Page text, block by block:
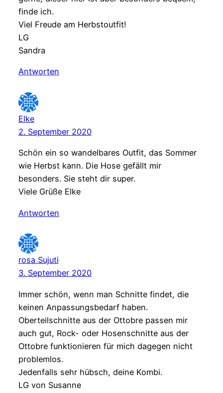
finde ich.
Viel Freude am Herbstoutfit!
LG
Sandra
Antworten
Elke
2. September 2020
Schön ein so wandelbares Outfit, das Sommer
wie Herbst kann. Die Hose gefällt mir
besonders. Sie steht dir super.
Viele Grüße Elke
Antworten
rosa Sujuti
3. September 2020
Immer schön, wenn man Schnitte findet, die
keinen Anpassungsbedarf haben.
Oberteilschnitte aus der Ottobre passen mir
auch gut, Rock- oder Hosenschnitte aus der
Ottobre funktionieren für mich dagegen nicht
problemlos.
Jedenfalls sehr hübsch, deine Kombi.
LG von Susanne